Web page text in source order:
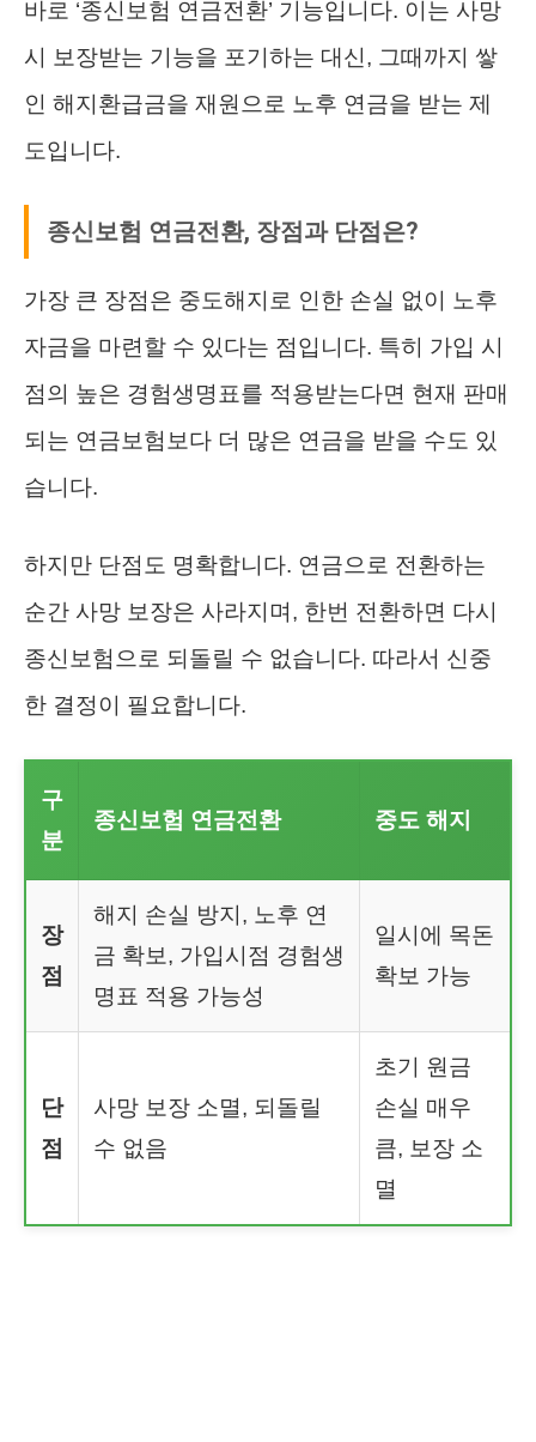
바로 ‘종신보험 연금전환’ 기능입니다. 이는 사망
시 보장받는 기능을 포기하는 대신, 그때까지 쌓
인 해지환급금을 재원으로 노후 연금을 받는 제
도입니다.
종신보험 연금전환, 장점과 단점은?
가장 큰 장점은 중도해지로 인한 손실 없이 노후
자금을 마련할 수 있다는 점입니다. 특히 가입 시
점의 높은 경험생명표를 적용받는다면 현재 판매
되는 연금보험보다 더 많은 연금을 받을 수도 있
습니다.
하지만 단점도 명확합니다. 연금으로 전환하는
순간 사망 보장은 사라지며, 한번 전환하면 다시
종신보험으로 되돌릴 수 없습니다. 따라서 신중
한 결정이 필요합니다.
구
분
종신보험 연금전환 중도 해지
장
점
해지 손실 방지, 노후 연
금 확보, 가입시점 경험생
명표 적용 가능성
일시에 목돈
확보 가능
단
점
사망 보장 소멸, 되돌릴
수 없음
초기 원금
손실 매우
큼, 보장 소
멸